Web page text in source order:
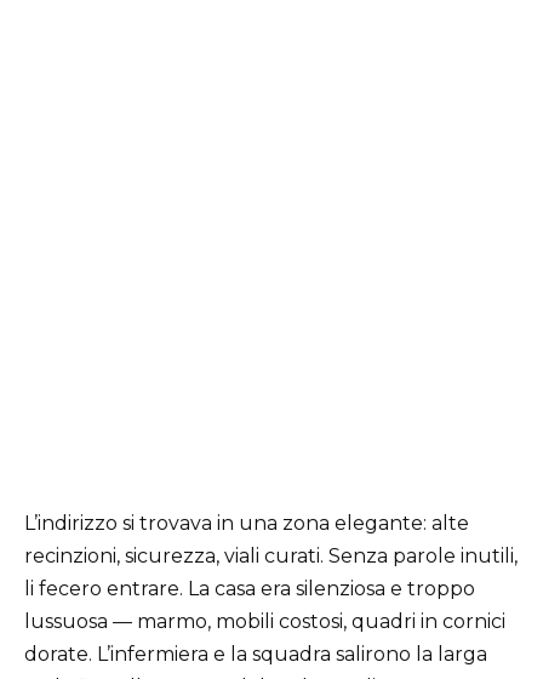
L’indirizzo si trovava in una zona elegante: alte
recinzioni, sicurezza, viali curati. Senza parole inutili,
li fecero entrare. La casa era silenziosa e troppo
lussuosa — marmo, mobili costosi, quadri in cornici
dorate. L’infermiera e la squadra salirono la larga